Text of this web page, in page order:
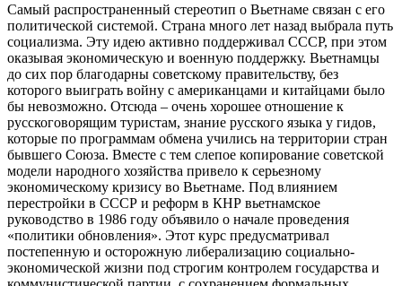
Самый распространенный стереотип о Вьетнаме связан с его
политической системой. Страна много лет назад выбрала путь
социализма. Эту идею активно поддерживал СССР, при этом
оказывая экономическую и военную поддержку. Вьетнамцы
до сих пор благодарны советскому правительству, без
которого выиграть войну с американцами и китайцами было
бы невозможно. Отсюда – очень хорошее отношение к
русскоговорящим туристам, знание русского языка у гидов,
которые по программам обмена учились на территории стран
бывшего Союза. Вместе с тем слепое копирование советской
модели народного хозяйства привело к серьезному
экономическому кризису во Вьетнаме. Под влиянием
перестройки в СССР и реформ в КНР вьетнамское
руководство в 1986 году объявило о начале проведения
«политики обновления». Этот курс предусматривал
постепенную и осторожную либерализацию социально-
экономической жизни под строгим контролем государства и